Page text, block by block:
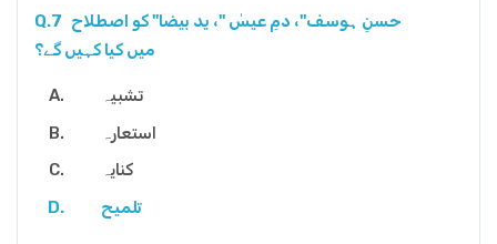
Q.7 حسنِ ہوسف"، دمِ عیسٰ "، ید بیضا" کو اصطلاح
میں کیا کہیں گے؟
تشبیہ
استعارہ
کنایہ
تلمیح